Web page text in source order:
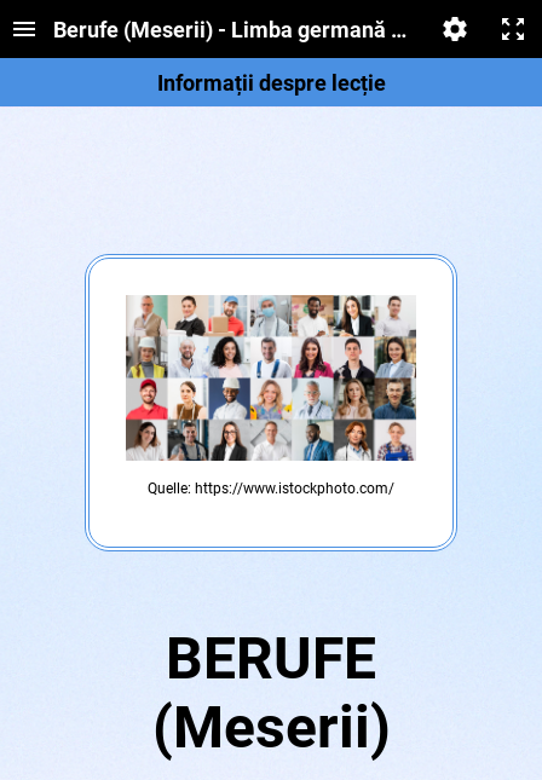
Berufe (Meserii) - Limba germană modernă,
Informații despre lecție
Quelle: https://www.istockphoto.com/
BERUFE
(Meserii)